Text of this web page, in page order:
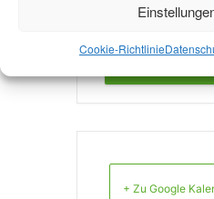
Cookie-Richtliniemehr
+ Zu Google